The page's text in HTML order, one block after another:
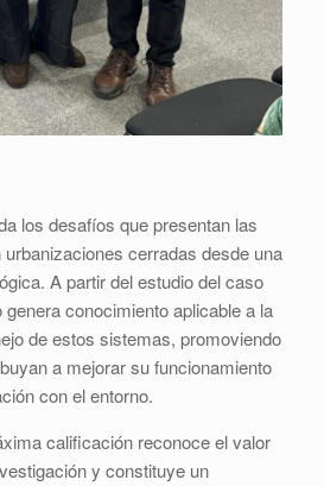
los desafíos que presentan las
cerradas desde una
A partir del estudio del caso
conocimiento aplicable a la
de estos sistemas, promoviendo
a mejorar su funcionamiento
con el entorno.
calificación reconoce el valor
y constituye un